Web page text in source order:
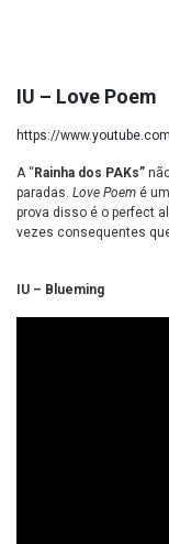
IU – Love Poem
https://
A “Rainha dos PAKs”
paradas. Love Poem é
prova disso é o perfect
vezes consequentes
IU – Blueming